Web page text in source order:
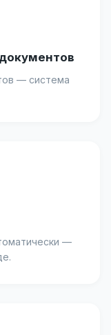
— система
—